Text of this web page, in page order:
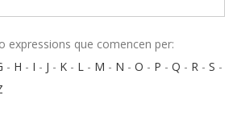
expressions que comencen per:
- H - I - J - K - L - M - N - O - P - Q - R - S -